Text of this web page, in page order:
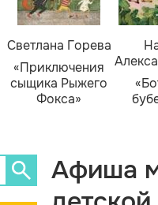
Светлана Горева
«Приключения
сыщика Рыжего
Фокса»
Афиша